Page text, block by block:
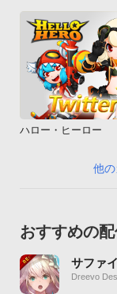
ハロー・ヒーロー
他
おすすめの
サファ
Dreevo